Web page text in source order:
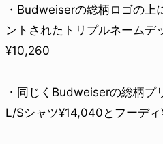
・Budweiserの総柄ロゴの上
ントされたトリプルネームデ
¥10,260
・同じくBudweiserの総柄プ
L/Sシャツ¥14,040とフーデ